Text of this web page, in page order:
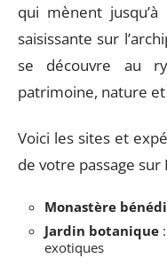
qui mènent
saisissante sur
se découvre au
patrimoine, nature
Voici les sites et
de votre passage sur
Monastère
Jardin botanique
exotiques